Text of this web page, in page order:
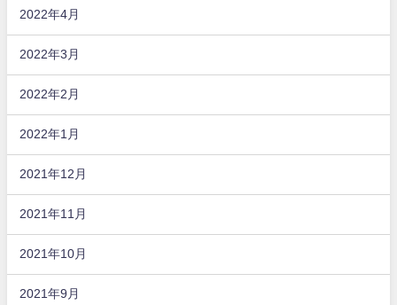
2022年4月
2022年3月
2022年2月
2022年1月
2021年12月
2021年11月
2021年10月
2021年9月